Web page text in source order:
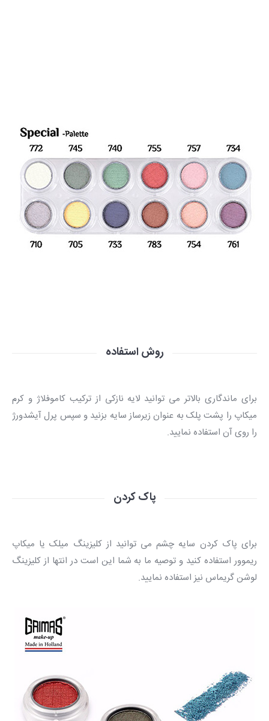
روش استفاده
برای ماندگاری بالاتر می توانید لایه نازکی از ترکیب کاموفلاژ و کرم
میکاپ را پشت پلک به عنوان زیرساز سایه بزنید و سپس پرل آیشدورژ
را روی آن استفاده نمایید.
پاک کردن
برای پاک کردن سایه چشم می توانید از کلیزینگ میلک یا میکاپ
ریموور استفاده کنید و توصیه ما به شما این است در انتها از کلیزینگ
لوشن گریماس نیز استفاده نمایید.